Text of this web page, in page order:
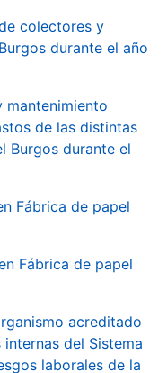
colectores y
durante el año
mantenimiento
de las distintas
Burgos durante el
Fábrica de papel
Fábrica de papel
acreditado
del Sistema
laborales de la